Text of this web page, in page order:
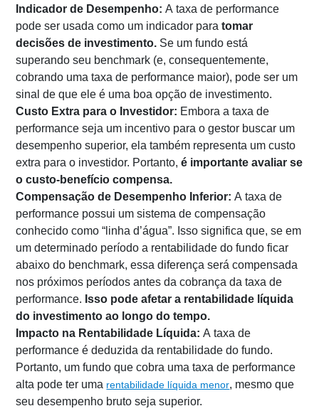
Indicador de Desempenho: A taxa de performance
pode ser usada como um indicador paratomar
decisões de investimento. Se um fundo está
superando seu benchmark (e, consequentemente,
cobrando uma taxa de performance maior), pode ser um
sinal de que ele é uma boa opção de investimento.
Custo Extra para o Investidor: Embora a taxa de
performance seja um incentivo para o gestor buscar um
desempenho superior, ela também representa um custo
extra para o investidor. Portanto,é importante avaliar se
o custo-benefício compensa.
Compensação de Desempenho Inferior: A taxa de
performance possui um sistema de compensação
conhecido como “linha d’água”. Isso significa que, se em
um determinado período a rentabilidade do fundo ficar
abaixo do benchmark, essa diferença será compensada
nos próximos períodos antes da cobrança da taxa de
performance. Isso pode afetar a rentabilidade líquida
do investimento ao longo do tempo.
Impacto na Rentabilidade Líquida: A taxa de
performance é deduzida da rentabilidade do fundo.
Portanto, um fundo que cobra uma taxa de performance
alta pode ter uma rentabilidade líquida menor, mesmo que
seu desempenho bruto seja superior.